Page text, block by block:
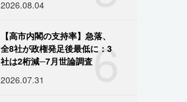
2026.08.04
6
【高市内閣の支持率】急落、
全8社が政権発足後最低に：3
社は2桁減─7月世論調査
2026.07.31